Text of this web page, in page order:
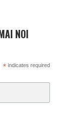
NOI
*indicates required